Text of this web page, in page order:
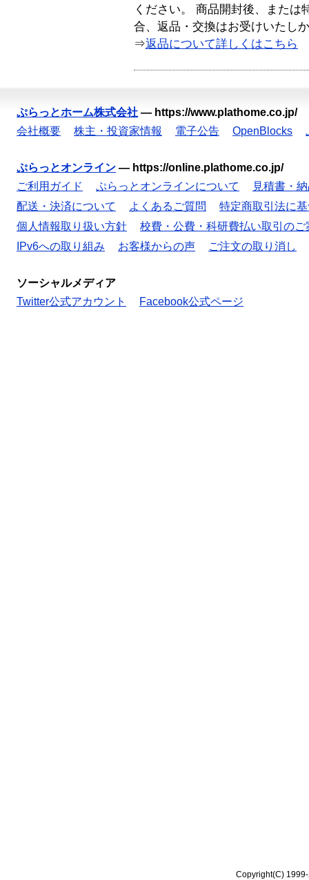
ください。 商品開封後、または
合、返品・交換はお受けいたし
⇒返品について詳しくはこちら
ぷらっとホーム株式会社 — https://www.plathome.co.jp/
会社概要
株主・投資家情報 電子公告 OpenBlocks
ぷらっとオンライン — https://online.plathome.co.jp/
ご利用ガイド
ぷらっとオンラインについて
見積書・
配送・決済について
よくあるご質問
特定商取引法に
個人情報取り扱い方針
校費・公費・科研費払い取引のご
IPv6への取り組み
お客様からの声 ご注文の取り消し
ソーシャルメディア
Twitter公式アカウント
Facebook公式ページ
Copyright(C)